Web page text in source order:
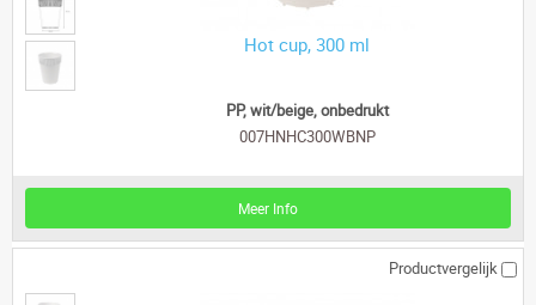
Hot cup, 300 ml
PP, wit/beige, onbedrukt
007HNHC300WBNP
Meer Info
Productvergelijk